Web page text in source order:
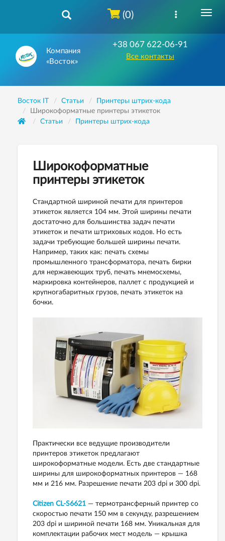
Компания
«Восток»
+38 067 622-06-91
Все контакты
(0)
Восток IT Статьи
Принтеры штрих-кода
Широкоформатные принтеры этикеток
Статьи
Принтеры штрих-кода
Широкоформатные
принтеры этикеток
Стандартной шириной печати для принтеров
этикеток является 104 мм. Этой ширины печати
достаточно для большинства задач печати
этикеток и печати штриховых кодов. Но есть
задачи требующие большей ширины печати.
Например, таких как: печать схемы
промышленного трансформатора, печать бирки
для нержавеющих труб, печать мнемосхемы,
маркировка контейнеров, паллет с продукцией и
крупногабаритных грузов, печать этикеток на
бочки.
Практически все ведущие производители
принтеров этикеток предлагают
широкоформатные модели. Есть две стандартные
ширины для широкоформатных принтеров — 168
мм и 216 мм. Разрешение печати 203 dpi и 300 dpi.
Citizen CL-S6621 — термотрансферный принтер со
скоростью печати 150 мм в секунду, разрешением
203 dpi и шириной печати 168 мм. Уникальная для
комплектации рабочих мест модель — крышка